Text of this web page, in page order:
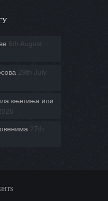
6th August
29th July
књегиња или
27th